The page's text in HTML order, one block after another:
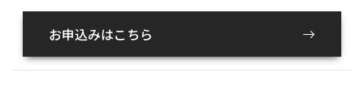
お申込みはこちら